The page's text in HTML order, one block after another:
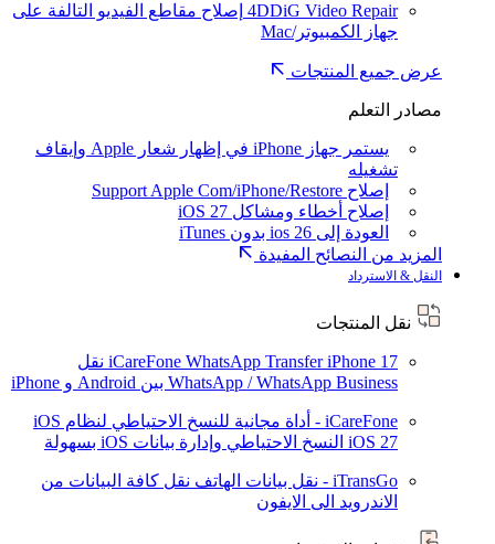
4DDiG Video Repair إصلاح مقاطع الفيديو التالفة على
جهاز الكمبيوتر/Mac
عرض جميع المنتجات
مصادر التعلم
يستمر جهاز iPhone في إظهار شعار Apple وإيقاف
تشغيله
إصلاح Support Apple Com/iPhone/Restore
إصلاح أخطاء ومشاكل iOS 27
العودة إلى ios 26 بدون iTunes
المزيد من النصائح المفيدة
النقل & الاسترداد
نقل المنتجات
iCareFone WhatsApp TransferiPhone 17
نقل
WhatsApp / WhatsApp Business بين Android و iPhone
iCareFone - أداة مجانية للنسخ الاحتياطي لنظام iOS
iOS 27 النسخ الاحتياطي وإدارة بيانات iOS بسهولة
iTransGo - نقل بيانات الهاتف
نقل كافة البيانات من
الاندرويد الى الايفون